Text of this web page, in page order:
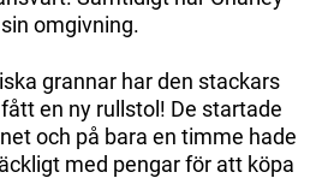
omgivning.
grannar har den stackars
en ny rullstol! De startade
och på bara en timme hade
med pengar för att köpa